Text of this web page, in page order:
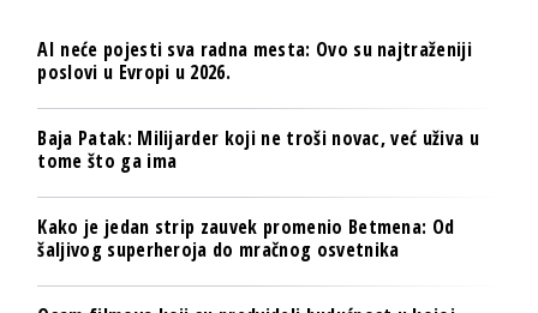
AI neće pojesti sva radna mesta: Ovo su najtraženiji
poslovi u Evropi u 2026.
Baja Patak: Milijarder koji ne troši novac, već uživa u
tome što ga ima
Kako je jedan strip zauvek promenio Betmena: Od
šaljivog superheroja do mračnog osvetnika